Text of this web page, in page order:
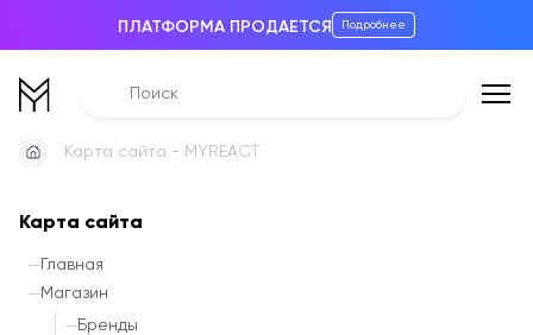
ПЛАТФОРМА ПРОДАЕТСЯ Подробнее
Карта сайта - MYREACT
Карта сайта
Главная
Магазин
Бренды